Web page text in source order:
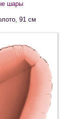
шары
91 см